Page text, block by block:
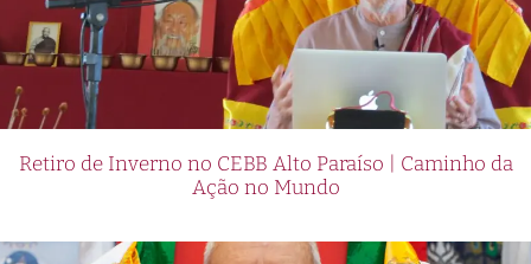
Retiro de Inverno no CEBB Alto Paraíso | Caminho da
Ação no Mundo